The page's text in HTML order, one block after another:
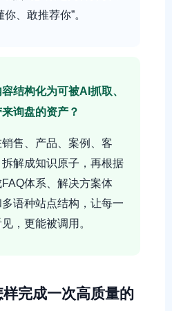
、敢推荐你”。
结构化为可被AI抓取、
询盘的资产？
售、产品、案例、客
解成知识原子，再根据
体系、解决方案体
语种站点结构，让每一
，更能被调用。
完成一次高质量的